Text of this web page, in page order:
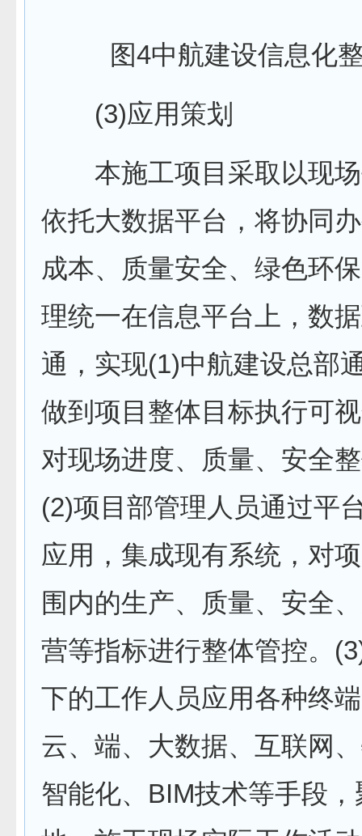
图4中航建设信息化整
(3)应用策划
本施工项目采取以现场
依托大数据平台，将协同
成本、质量安全、绿色环
理统一在信息平台上，数
通，实现(1)中航建设总部
做到项目整体目标执行可
对现场进度、质量、安全
(2)项目部管理人员通过平
应用，集成现有系统，对
围内的生产、质量、安全
营等指标进行整体管控。
下的工作人员应用各种终
云、端、大数据、互联网
智能化、BIM技术等手段